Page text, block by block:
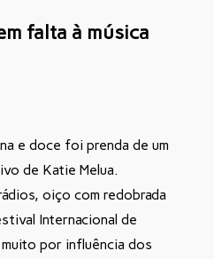
falta à música
e doce foi prenda de um
de Katie Melua.
oiço com redobrada
Internacional de
por influência dos